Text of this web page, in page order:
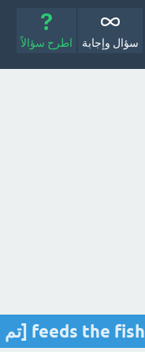
سؤال وإجابة اطرح سؤالاً
feeds the fish [تم الحل]